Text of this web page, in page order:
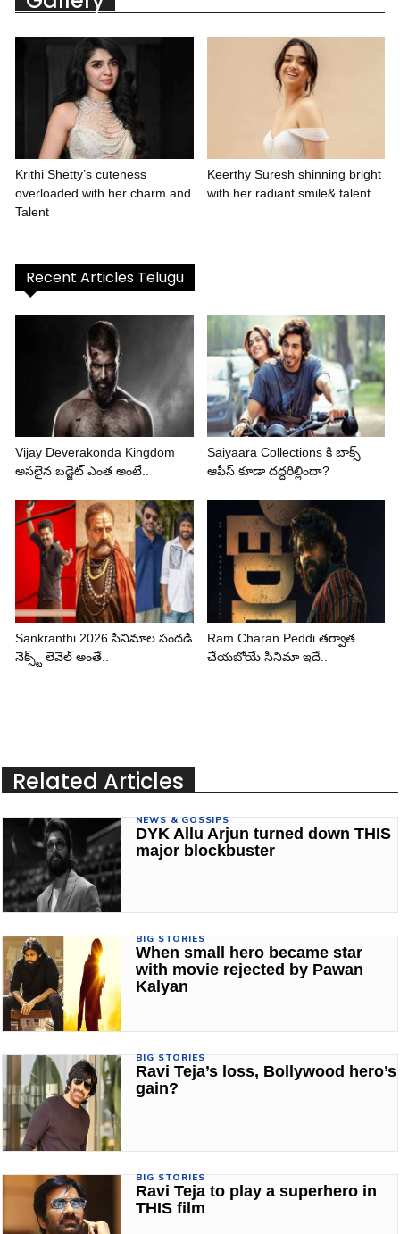
Krithi Shetty’s cuteness
overloaded with her charm and
Talent
Keerthy Suresh shinning bright
with her radiant smile& talent
Recent Articles Telugu
Vijay Deverakonda Kingdom
అసలైన బడ్జెట్ ఎంత అంటే..
Saiyaara Collections కి బాక్స్
ఆఫీస్ కూడా దద్దరిల్లిందా?
Sankranthi 2026 సినిమాల సందడి
నెక్స్ట్ లెవెల్ అంతే..
Ram Charan Peddi తర్వాత
చేయబోయే సినిమా ఇదే..
Related Articles
NEWS & GOSSIPS
DYK Allu Arjun turned down THIS
major blockbuster
BIG STORIES
When small hero became star
with movie rejected by Pawan
Kalyan
BIG STORIES
Ravi Teja’s loss, Bollywood hero’s
gain?
BIG STORIES
Ravi Teja to play a superhero in
THIS film